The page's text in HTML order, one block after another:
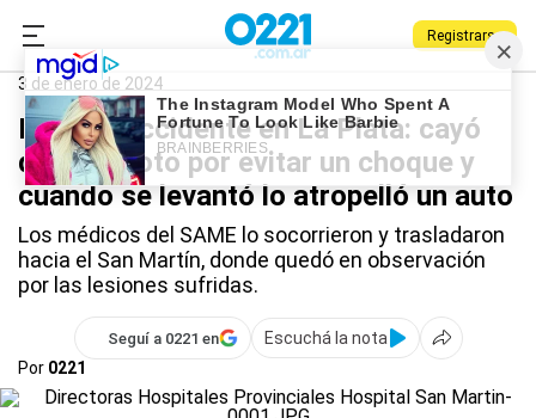
Registrarse
0221.com.ar
La Plata
3 de enero de 2024
Insólito accidente en La Plata: cayó
de una moto por evitar un choque y
cuando se levantó lo atropelló un auto
Los médicos del SAME lo socorrieron y trasladaron
hacia el San Martín, donde quedó en observación
por las lesiones sufridas.
Seguí a 0221 en
Escuchá la nota
Por 0221